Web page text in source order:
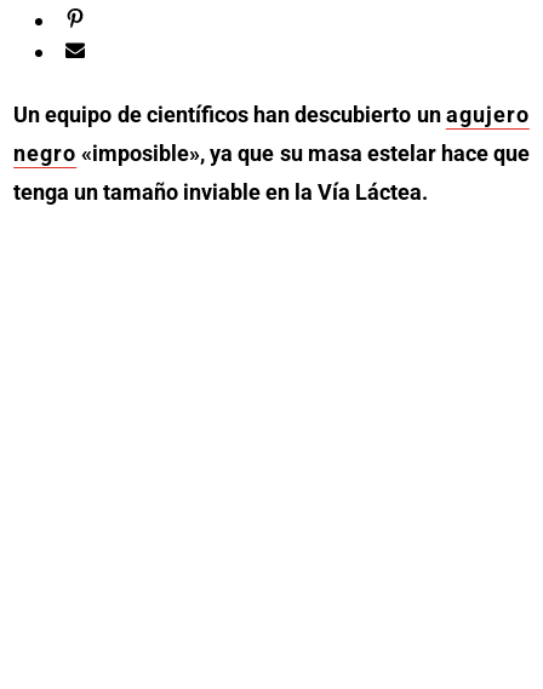
Un equipo de científicos han descubierto unagujero
negro «imposible», ya que su masa estelar hace que
tenga un tamaño inviable en la Vía Láctea.